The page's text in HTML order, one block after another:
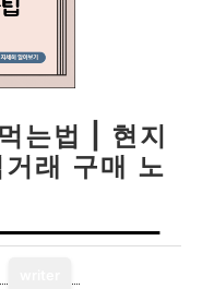
는법 | 현지
래 구매 노